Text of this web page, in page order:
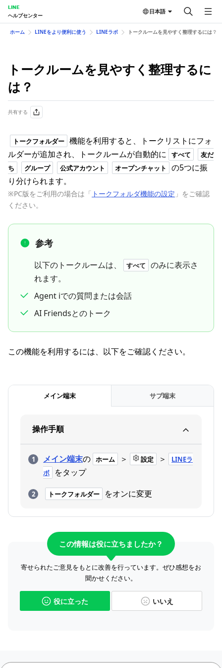
LINE
ヘルプセンター
日本語
ホーム LINEをより便利に使う LINEラボ トークルームを見やすく整理するには？
トークルームを見やすく整理するに
は？
共有する
トークフォルダー 機能を利用すると、トークリストにフォ
ルダーが追加され、トークルームが自動的に
すべて
友だ
ち
グループ 公式アカウント オープンチャット
の5つに振
り分けられます。
※PC版をご利用の場合は「 トークフォルダ機能の設定 」をご確認
ください。
参考
以下のトークルームは、 すべて
のみに表示さ
れます。
Agent iでの質問または会話
AI Friendsとのトーク
この機能を利用するには、以下をご確認ください。
メイン端末 サブ端末
操作手順
メイン端末の ホーム ＞ 設定 ＞
LINEラ
ボ
をタップ
トークフォルダー をオンに変更
この情報は役に立ちましたか？
寄せられたご意見をもとに改善を行っています。ぜひ感想をお
聞かせください。
役に立った いいえ